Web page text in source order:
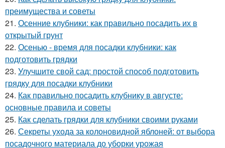
преимущества и советы
21. Осенние клубники: как правильно посадить их в
открытый грунт
22. Осенью - время для посадки клубники: как
подготовить грядки
23. Улучшите свой сад: простой способ подготовить
грядку для посадки клубники
24. Как правильно посадить клубнику в августе:
основные правила и советы
25. Как сделать грядки для клубники своими руками
26. Секреты ухода за колоновидной яблоней: от выбора
посадочного материала до уборки урожая